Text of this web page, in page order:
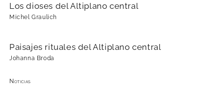
Los dioses del Altiplano central
Michel Graulich
Paisajes rituales del Altiplano central
Johanna Broda
Noticias